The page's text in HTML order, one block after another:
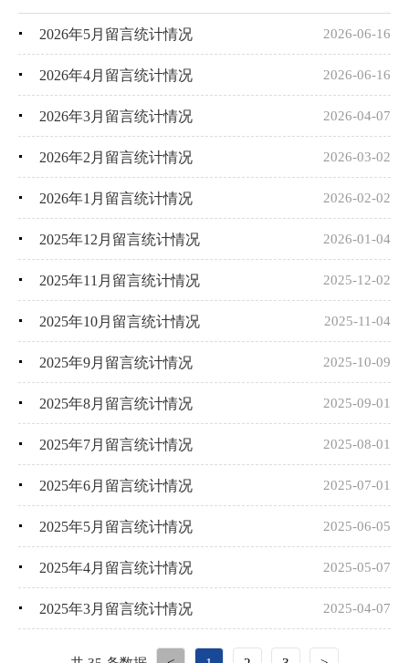
2026年5月留言统计情况 2026-06-16
2026年4月留言统计情况 2026-06-16
2026年3月留言统计情况 2026-04-07
2026年2月留言统计情况 2026-03-02
2026年1月留言统计情况 2026-02-02
2025年12月留言统计情况 2026-01-04
2025年11月留言统计情况 2025-12-02
2025年10月留言统计情况 2025-11-04
2025年9月留言统计情况 2025-10-09
2025年8月留言统计情况 2025-09-01
2025年7月留言统计情况 2025-08-01
2025年6月留言统计情况 2025-07-01
2025年5月留言统计情况 2025-06-05
2025年4月留言统计情况 2025-05-07
2025年3月留言统计情况 2025-04-07